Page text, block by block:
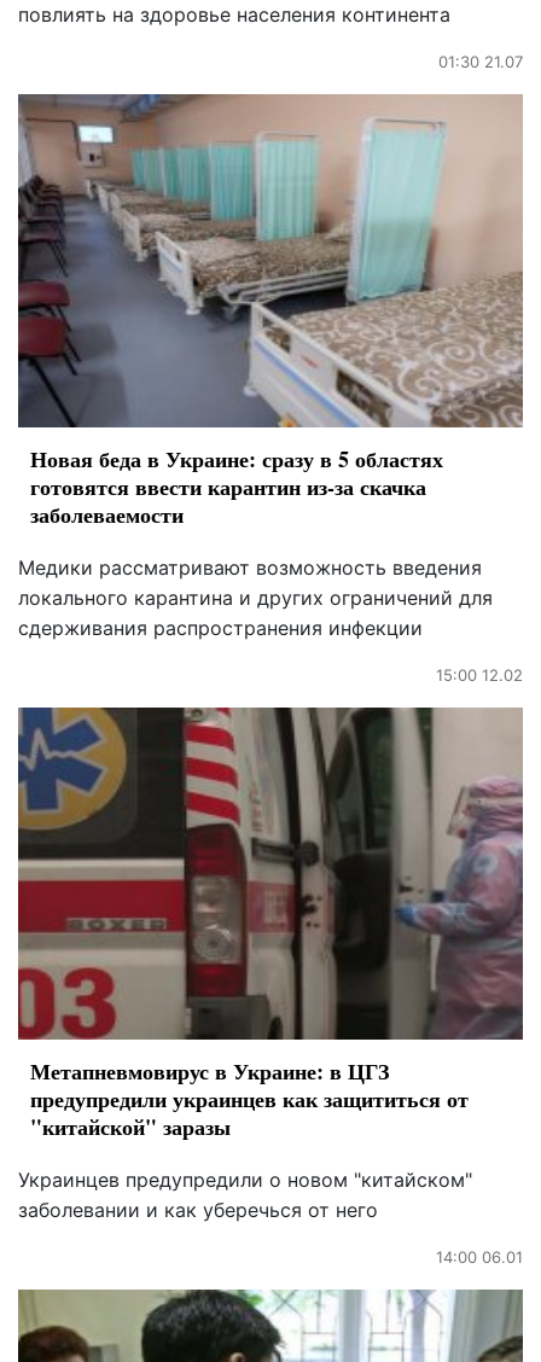
повлиять на здоровье населения континента
01:30 21.07
Новая беда в Украине: сразу в 5 областях
готовятся ввести карантин из-за скачка
заболеваемости
Медики рассматривают возможность введения
локального карантина и других ограничений для
сдерживания распространения инфекции
15:00 12.02
Метапневмовирус в Украине: в ЦГЗ
предупредили украинцев как защититься от
"китайской" заразы
Украинцев предупредили о новом "китайском"
заболевании и как уберечься от него
14:00 06.01